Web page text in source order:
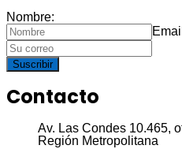
Nombre:
Suscribir
Contacto
Av. Las Condes 10.465,
Región Metropolitana